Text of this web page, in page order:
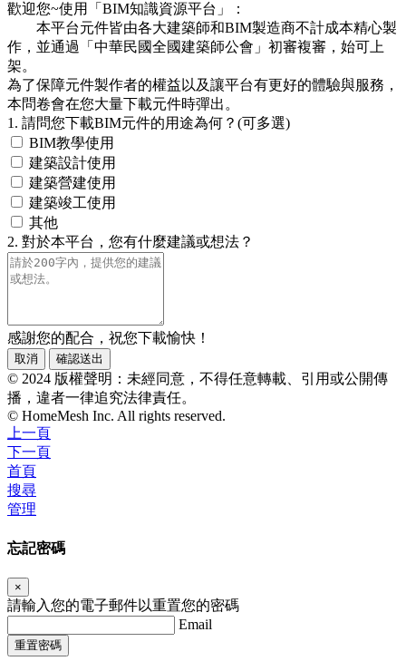
歡迎您~使用「BIM知識資源平台」：
本平台元件皆由各大建築師和BIM製造商不計成本精心製
作，並通過「中華民國全國建築師公會」初審複審，始可上
架。
為了保障元件製作者的權益以及讓平台有更好的體驗與服務，
本問卷會在您大量下載元件時彈出。
1. 請問您下載BIM元件的用途為何？(可多選)
BIM教學使用
建築設計使用
建築營建使用
建築竣工使用
其他
2. 對於本平台，您有什麼建議或想法？
感謝您的配合，祝您下載愉快！
取消 確認送出
© 2024 版權聲明：未經同意，不得任意轉載、引用或公開傳
播，違者一律追究法律責任。
© HomeMesh Inc. All rights reserved.
上一頁
下一頁
首頁
搜尋
管理
忘記密碼
×
請輸入您的電子郵件以重置您的密碼
Email
重置密碼